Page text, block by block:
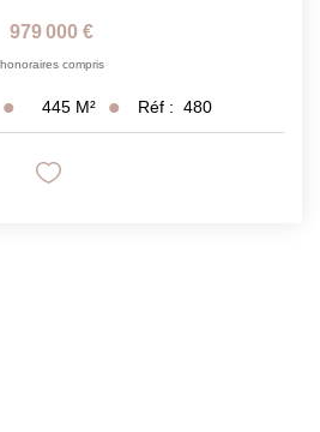
979 000 €
honoraires compris
445 M² Réf : 480